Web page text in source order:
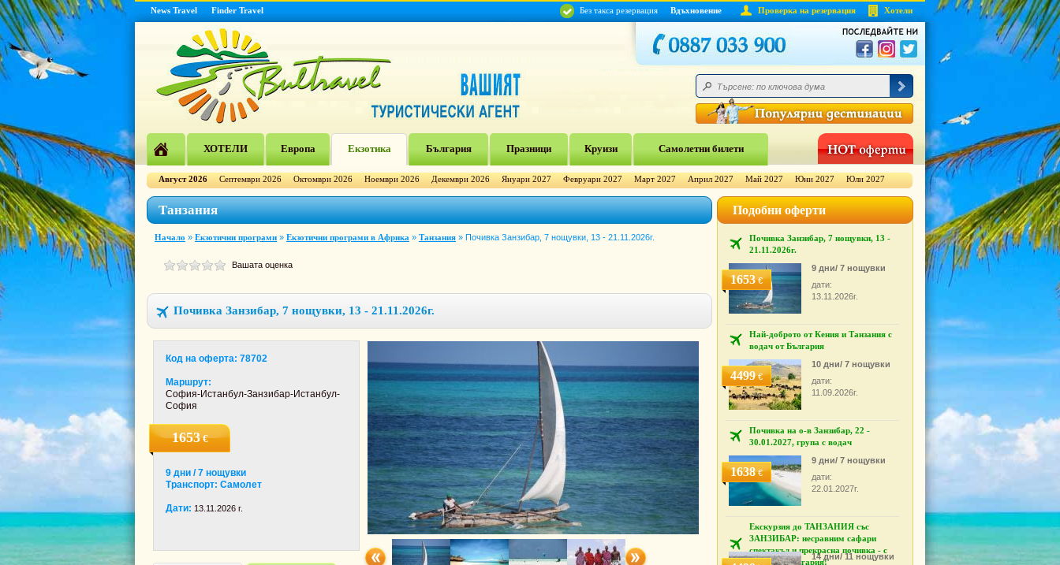
Без такса резервация Вдъхновение Проверка на резервация Хотели
News Travel Finder Travel
ХОТЕЛИ Европа Екзотика България Празници Круизи Самолетни билети
Август 2026 Септември 2026 Октомври 2026 Ноември 2026 Декември 2026 Януари 2027 Февруари 2027 Март 2027 Април 2027 Май 2027 Юни 2027 Юли 2027
Танзания
Начало » Екзотични програми » Екзотични програми в Африка » Танзания » Почивка Занзибар, 7 нощувки, 13 - 21.11.2026г.
Вашата оценка
Почивка Занзибар, 7 нощувки, 13 - 21.11.2026г.
Код на оферта: 78702
Маршрут:
София-Истанбул-Занзибар-Истанбул-
София
1653€
9 дни / 7 нощувки
Транспорт: Самолет
Дати: 13.11.2026 г.
Подобни оферти
Почивка Занзибар, 7 нощувки, 13 -
21.11.2026г.
1653€
9 дни/ 7 нощувки
дати:
13.11.2026г.
Най-доброто от Кения и Танзания с
водач от България
4499€
10 дни/ 7 нощувки
дати:
11.09.2026г.
Почивка на о-в Занзибар, 22 -
30.01.2027, група с водач
1638€
9 дни/ 7 нощувки
дати:
22.01.2027г.
Екскурзия до ТАНЗАНИЯ със
ЗАНЗИБАР: несравним сафари
спектакъл и прекрасна почивка - с
водач от България!
14 дни/ 11 нощувки